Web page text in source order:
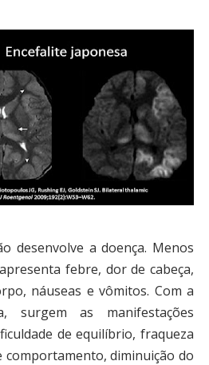
desenvolve a doença. Menos
febre, dor de cabeça,
náuseas e vômitos. Com a
surgem as manifestações
de equilíbrio, fraqueza
comportamento, diminuição do